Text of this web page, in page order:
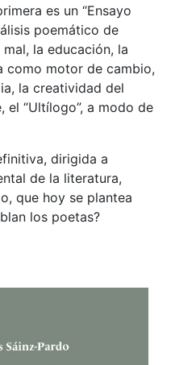
es un “Ensayo
poemático de
la educación, la
como motor de cambio,
la creatividad del
“Ultílogo”, a modo de
dirigida a
de la literatura,
que hoy se plantea
los poetas?